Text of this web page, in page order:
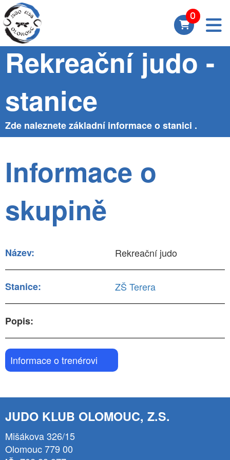
Skupina
Rekreační judo -
stanice
Zde naleznete základní informace o stanici .
Informace o
skupině
Název: Rekreační judo
Stanice: ZŠ Terera
Popis:
Informace o trenérovi
JUDO KLUB OLOMOUC, Z.S.
Mišákova 326/15
Olomouc 779 00